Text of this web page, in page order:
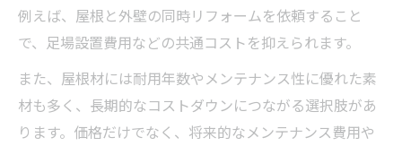
例えば、屋根と外壁の同時リフォームを依頼すること
で、足場設置費用などの共通コストを抑えられます。
また、屋根材には耐用年数やメンテナンス性に優れた素
材も多く、長期的なコストダウンにつながる選択肢があ
ります。価格だけでなく、将来的なメンテナンス費用や